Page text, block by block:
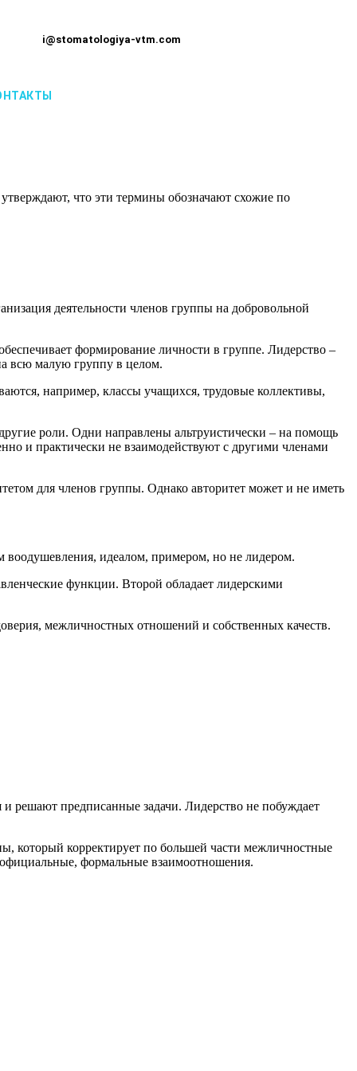
i@stomatologiya-vtm.com
что эти термины обозначают схожие по
деятельности членов группы на добровольной
формирование личности в группе. Лидерство –
всю малую группу в целом.
например, классы учащихся, трудовые коллективы,
роли. Одни направлены альтруистически – на помощь
и практически не взаимодействуют с другими членами
для членов группы. Однако авторитет может и не иметь
воодушевления, идеалом, примером, но не лидером.
функции. Второй обладает лидерскими
межличностных отношений и собственных качеств.
решают предписанные задачи. Лидерство не побуждает
который корректирует по большей части межличностные
формальные взаимоотношения.